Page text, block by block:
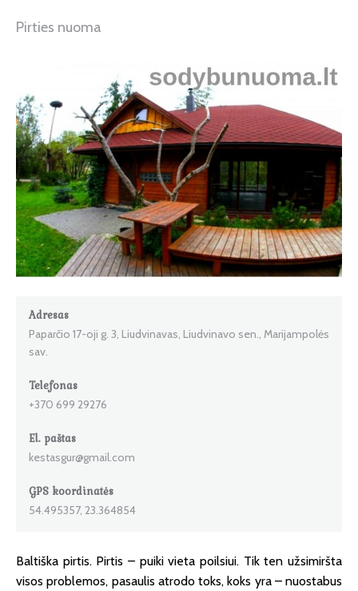
Pirties nuoma
Adresas
Paparčio 17-oji g. 3, Liudvinavas, Liudvinavo sen., Marijampolės
sav.
Telefonas
+370 699 29276
El. paštas
kestasgur@gmail.com
GPS koordinatės
54.495357, 23.364854
Baltiška pirtis. Pirtis – puiki vieta poilsiui. Tik ten užsimiršta
visos problemos, pasaulis atrodo toks, koks yra – nuostabus